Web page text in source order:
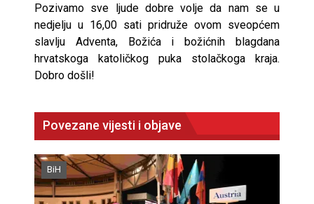
Pozivamo sve ljude dobre volje da nam se u
nedjelju u 16,00 sati pridruže ovom sveopćem
slavlju Adventa, Božića i božićnih blagdana
hrvatskoga katoličkog puka stolačkoga kraja.
Dobro došli!
Povezane vijesti i objave
BiH